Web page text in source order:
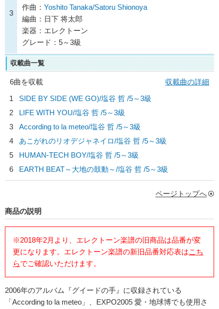
3
作曲： Yoshito Tanaka/Satoru Shionoya
編曲：日下 将太郎
楽器：エレクトーン
グレード：5～3級
収載曲一覧
6曲を収載
収載曲の詳細
1
SIDE BY SIDE (WE GO)/塩谷 哲 /5～3級
2
LIFE WITH YOU/塩谷 哲 /5～3級
3
According to la meteo/塩谷 哲 /5～3級
4
あこがれのリオデジャネイロ/塩谷 哲 /5～3級
5
HUMAN-TECH BOY/塩谷 哲 /5～3級
6
EARTH BEAT～大地の鼓動～/塩谷 哲 /5～3級
ページトップへ
商品の説明
※2018年2月より、エレクトーン楽譜の旧商品は品番が変
更になります。エレクトーン楽譜の新旧品番対応表はこち
らでご確認いただけます。
2006年のアルバム『グイードの手』に収録されている
「According to la meteo」、EXPO2005 愛・地球博でも使用さ